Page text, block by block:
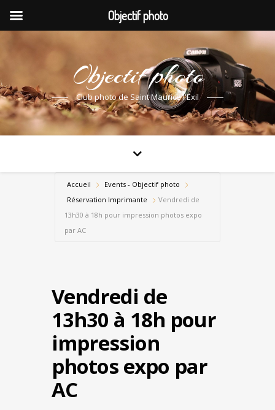
Objectif photo
Club photo de Saint Maurice l'Exil
Accueil
Events - Objectif photo
Réservation Imprimante
Vendredi de
13h30 à 18h pour impression photos expo
par AC
Vendredi de
13h30 à 18h pour
impression
photos expo par
AC
Objectif photo